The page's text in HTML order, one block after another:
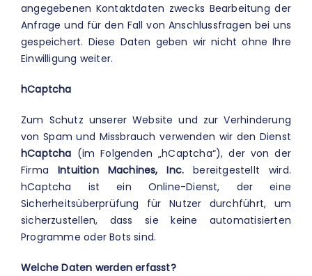
angegebenen Kontaktdaten zwecks Bearbeitung der
Anfrage und für den Fall von Anschlussfragen bei uns
gespeichert. Diese Daten geben wir nicht ohne Ihre
Einwilligung weiter.
hCaptcha
Zum Schutz unserer Website und zur Verhinderung
von Spam und Missbrauch verwenden wir den Dienst
hCaptcha (im Folgenden „hCaptcha“), der von der
Firma Intuition Machines, Inc. bereitgestellt wird.
hCaptcha ist ein Online-Dienst, der eine
Sicherheitsüberprüfung für Nutzer durchführt, um
sicherzustellen, dass sie keine automatisierten
Programme oder Bots sind.
Welche Daten werden erfasst?